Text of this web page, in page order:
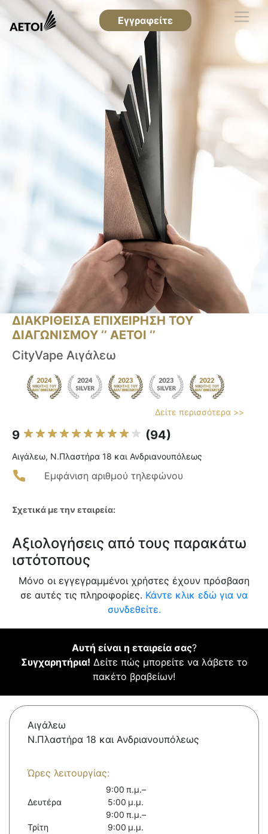
Εγγραφείτε
ΔΙΑΚΡΙΘΕΙΣΑ ΕΠΙΧΕΙΡΗΣΗ ΤΟΥ
ΔΙΑΓΩΝΙΣΜΟΥ ‘’ ΑΕΤΟΙ ‘’
CityVape Αιγάλεω
Δείτε περισσότερα >>
9 (94)
Αιγάλεω, Ν.Πλαστήρα 18 και Ανδριανουπόλεως
Εμφάνιση αριθμού τηλεφώνου
Σχετικά με την εταιρεία:
Αξιολογήσεις από τους παρακάτω
ιστότοπους
Μόνο οι εγγεγραμμένοι χρήστες έχουν πρόσβαση
σε αυτές τις πληροφορίες. Κάντε κλικ εδώ για να
συνδεθείτε.
Αυτή είναι η εταιρεία σας?
Συγχαρητήρια! Δείτε πώς μπορείτε να λάβετε το
πακέτο βραβείων!
Αιγάλεω
Ν.Πλαστήρα 18 και Ανδριανουπόλεως
Ώρες λειτουργίας:
Δευτέρα
9:00 π.μ.–
5:00 μ.μ.
Τρίτη
9:00 π.μ.–
9:00 μ.μ.